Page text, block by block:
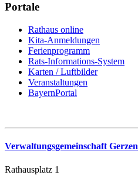
Portale
Rathaus online
Kita-Anmeldungen
Ferienprogramm
Rats-Informations-System
Karten / Luftbilder
Veranstaltungen
BayernPortal
Verwaltungsgemeinschaft Gerzen
Rathausplatz 1